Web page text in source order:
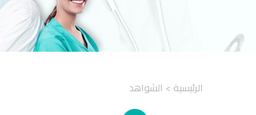
الرئيسية > الشواهد